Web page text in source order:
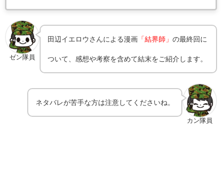
ゼン隊員
田辺イエロウさんによる漫画 「結界師」の最終回に
ついて、感想や考察を含めて結末をご紹介します。
カン隊員
ネタバレが苦手な方は注意してくださいね。